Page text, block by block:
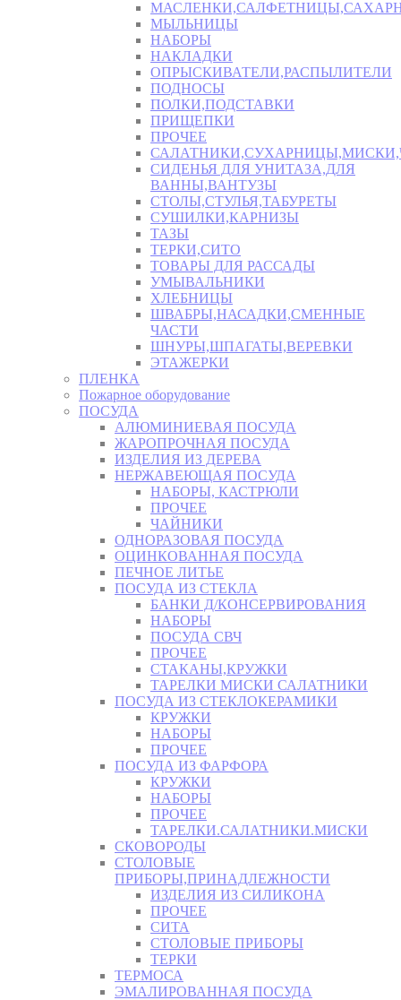
МЫЛЬНИЦЫ
НАБОРЫ
НАКЛАДКИ
ОПРЫСКИВАТЕЛИ,РАСПЫЛИТЕЛИ
ПОДНОСЫ
ПОЛКИ,ПОДСТАВКИ
ПРИЩЕПКИ
ПРОЧЕЕ
СИДЕНЬЯ ДЛЯ УНИТАЗА,ДЛЯ
ВАННЫ,ВАНТУЗЫ
СТОЛЫ,СТУЛЬЯ,ТАБУРЕТЫ
СУШИЛКИ,КАРНИЗЫ
ТАЗЫ
ТЕРКИ,СИТО
ТОВАРЫ ДЛЯ РАССАДЫ
УМЫВАЛЬНИКИ
ХЛЕБНИЦЫ
ШВАБРЫ,НАСАДКИ,СМЕННЫЕ
ЧАСТИ
ШНУРЫ,ШПАГАТЫ,ВЕРЕВКИ
ЭТАЖЕРКИ
ПЛЕНКА
Пожарное оборудование
ПОСУДА
АЛЮМИНИЕВАЯ ПОСУДА
ЖАРОПРОЧНАЯ ПОСУДА
ИЗДЕЛИЯ ИЗ ДЕРЕВА
НЕРЖАВЕЮЩАЯ ПОСУДА
НАБОРЫ, КАСТРЮЛИ
ПРОЧЕЕ
ЧАЙНИКИ
ОДНОРАЗОВАЯ ПОСУДА
ОЦИНКОВАННАЯ ПОСУДА
ПЕЧНОЕ ЛИТЬЕ
ПОСУДА ИЗ СТЕКЛА
БАНКИ Д/КОНСЕРВИРОВАНИЯ
НАБОРЫ
ПОСУДА СВЧ
ПРОЧЕЕ
СТАКАНЫ,КРУЖКИ
ТАРЕЛКИ МИСКИ САЛАТНИКИ
ПОСУДА ИЗ СТЕКЛОКЕРАМИКИ
КРУЖКИ
НАБОРЫ
ПРОЧЕЕ
ПОСУДА ИЗ ФАРФОРА
КРУЖКИ
НАБОРЫ
ПРОЧЕЕ
ТАРЕЛКИ.САЛАТНИКИ.МИСКИ
СКОВОРОДЫ
СТОЛОВЫЕ
ПРИБОРЫ,ПРИНАДЛЕЖНОСТИ
ИЗДЕЛИЯ ИЗ СИЛИКОНА
ПРОЧЕЕ
СИТА
СТОЛОВЫЕ ПРИБОРЫ
ТЕРКИ
ТЕРМОСА
ЭМАЛИРОВАННАЯ ПОСУДА